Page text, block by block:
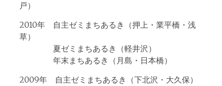
戸）
2010年 自主ゼミまちあるき（押上・業平橋・浅
草）
夏ゼミまちあるき（軽井沢）
年末まちあるき（月島・日本橋）
2009年 自主ゼミまちあるき（下北沢・大久保）